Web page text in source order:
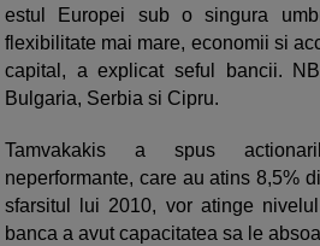
estul Europei sub o singura
flexibilitate mai mare, economii si
capital, a explicat seful bancii.
Bulgaria, Serbia si Cipru.
Tamvakakis a spus
neperformante, care au atins 8,5%
sfarsitul lui 2010, vor atinge
banca a avut capacitatea sa le